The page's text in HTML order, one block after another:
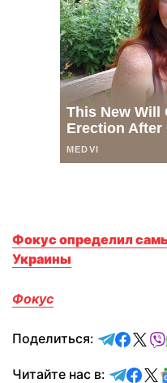
Фокус определил
Украины
Фокус
Поделиться:
Читайте нас в: